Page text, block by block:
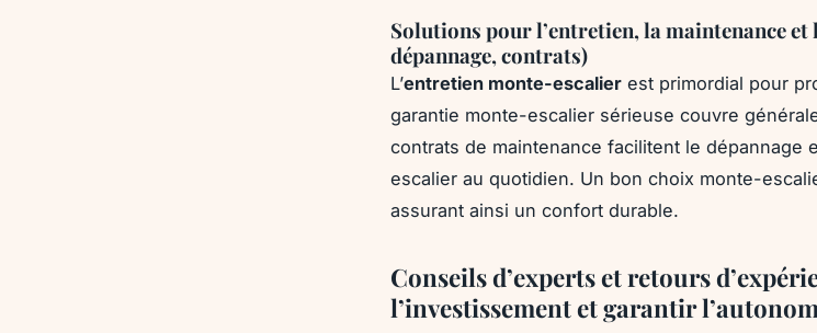
Solutions pour l’entretien, la maintenance
dépannage, contrats)
L’entretien monte-escalier est primordial pour
garantie monte-escalier sérieuse couvre
contrats de maintenance facilitent le dépannage
escalier au quotidien. Un bon choix monte-
assurant ainsi un confort durable.
Conseils d’experts et retours
l’investissement et garantir